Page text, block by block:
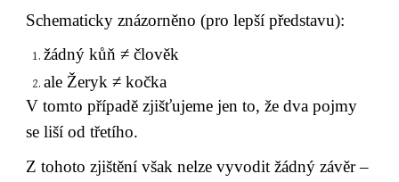
Schematicky znázorněno (pro lepší představu):
žádný kůň ≠ člověk
ale Žeryk ≠ kočka
V tomto případě zjišťujeme jen to, že dva pojmy
se liší od třetího.
Z tohoto zjištění však nelze vyvodit žádný závěr –